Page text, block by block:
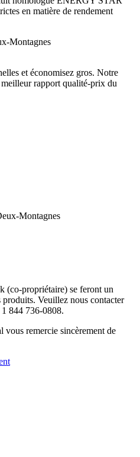
en matière de rendement
Montagnes
et économisez gros. Notre
rapport qualité-prix du
(co-propriétaire) se feront un
Veuillez nous contacter
844 736-0808.
remercie sincèrement de